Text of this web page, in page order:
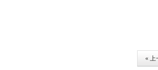
« 上